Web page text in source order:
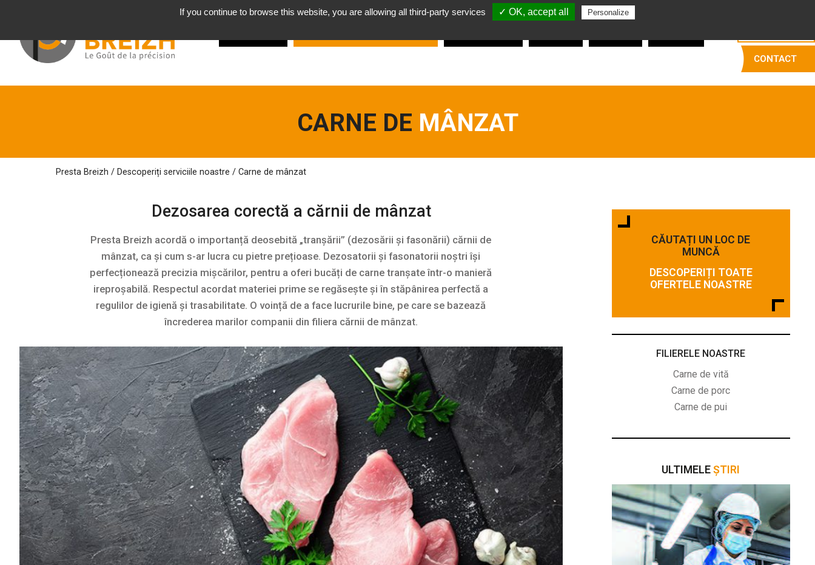
CONTACT
CARNE DE MÂNZAT
Presta Breizh / Descoperiți serviciile noastre / Carne de mânzat
Dezosarea corectă a cărnii de mânzat
Presta Breizh acordă o importanță deosebită „tranșării” (dezosării și fasonării) cărnii de
mânzat, ca și cum s-ar lucra cu pietre prețioase. Dezosatorii și fasonatorii noștri își
perfecționează precizia mișcărilor, pentru a oferi bucăți de carne tranșate într-o manieră
ireproșabilă. Respectul acordat materiei prime se regăsește și în stăpânirea perfectă a
regulilor de igienă și trasabilitate. O voință de a face lucrurile bine, pe care se bazează
încrederea marilor companii din filiera cărnii de mânzat.
CĂUTAȚI UN LOC DE
MUNCĂ
DESCOPERIȚI TOATE
OFERTELE NOASTRE
FILIERELE NOASTRE
Carne de vită
Carne de porc
Carne de pui
ULTIMELEȘTIRI
If you continue to browse this website, you are allowing all third-party services ✓ OK, accept all Personalize